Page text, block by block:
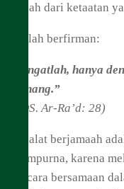
buah dari ketaatan
Allah berfirman:
“Ingatlah, hanya
tenang.”
(QS. Ar-Ra’d: 28)
Shalat berjamaah
sempurna, karena
secara bersamaan